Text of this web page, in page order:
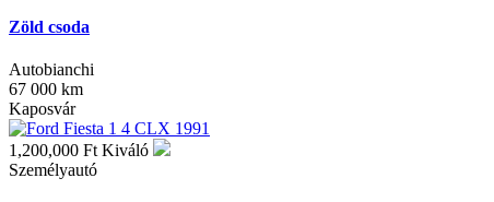
Zöld csoda
Autobianchi
67 000 km
Kaposvár
1,200,000 Ft Kiváló
Személyautó